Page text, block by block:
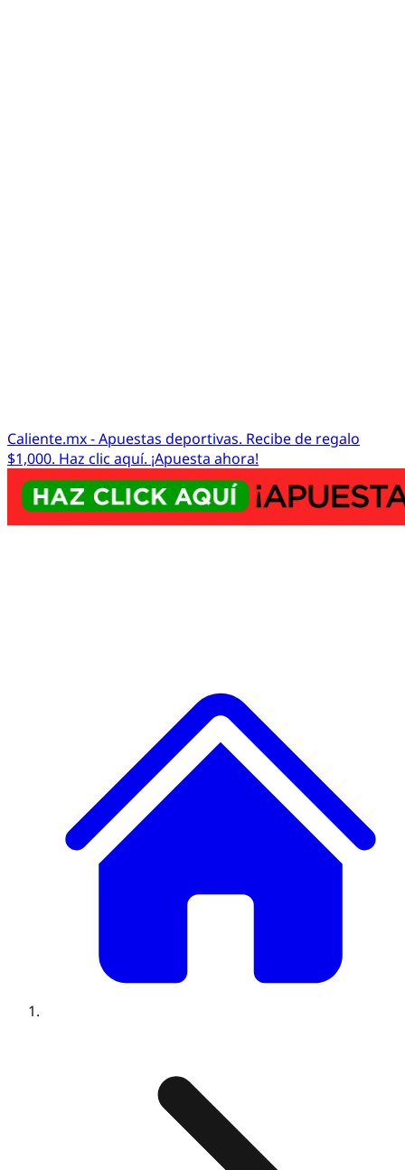
Caliente.mx - Apuestas deportivas. Recibe de regalo
$1,000. Haz clic aquí. ¡Apuesta ahora!